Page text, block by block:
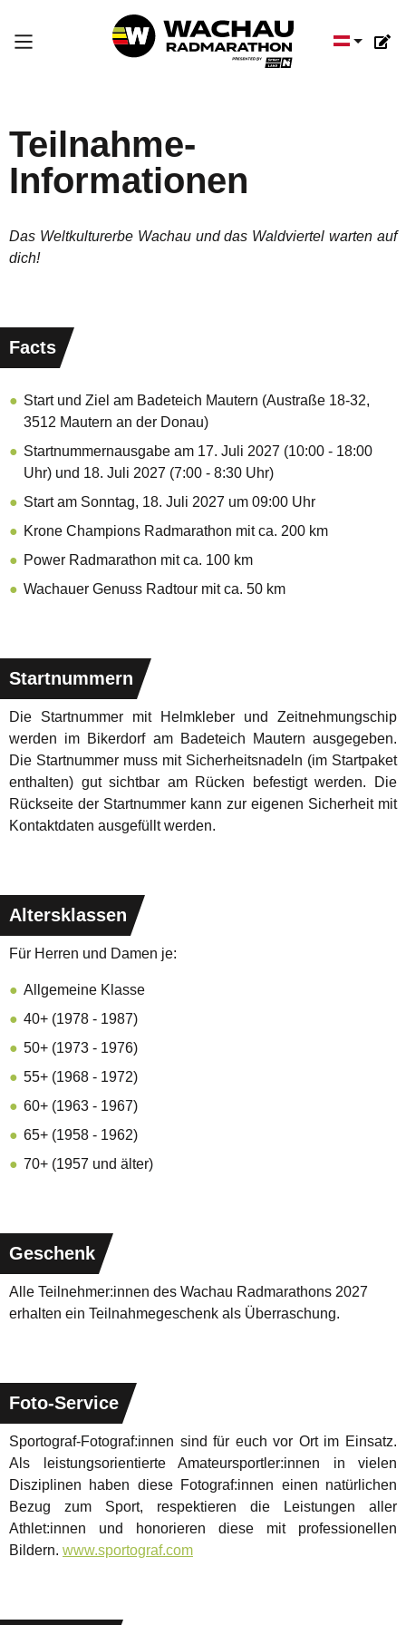
Sprache
Teilnahme-
Informationen
Das Weltkulturerbe Wachau und das Waldviertel warten auf
dich!
Facts
Start und Ziel am Badeteich Mautern (Austraße 18-32,
3512 Mautern an der Donau)
Startnummernausgabe am 17. Juli 2027 (10:00 - 18:00
Uhr) und 18. Juli 2027 (7:00 - 8:30 Uhr)
Start am Sonntag, 18. Juli 2027 um 09:00 Uhr
Krone Champions Radmarathon mit ca. 200 km
Power Radmarathon mit ca. 100 km
Wachauer Genuss Radtour mit ca. 50 km
Startnummern
Die Startnummer mit Helmkleber und Zeitnehmungschip
werden im Bikerdorf am Badeteich Mautern ausgegeben.
Die Startnummer muss mit Sicherheitsnadeln (im Startpaket
enthalten) gut sichtbar am Rücken befestigt werden. Die
Rückseite der Startnummer kann zur eigenen Sicherheit mit
Kontaktdaten ausgefüllt werden.
Altersklassen
Für Herren und Damen je:
Allgemeine Klasse
40+ (1978 - 1987)
50+ (1973 - 1976)
55+ (1968 - 1972)
60+ (1963 - 1967)
65+ (1958 - 1962)
70+ (1957 und älter)
Geschenk
Alle Teilnehmer:innen des Wachau Radmarathons 2027
erhalten ein Teilnahmegeschenk als Überraschung.
Foto-Service
Sportograf-Fotograf:innen sind für euch vor Ort im Einsatz.
Als leistungsorientierte Amateursportler:innen in vielen
Disziplinen haben diese Fotograf:innen einen natürlichen
Bezug zum Sport, respektieren die Leistungen aller
Athlet:innen und honorieren diese mit professionellen
Bildern. www.sportograf.com